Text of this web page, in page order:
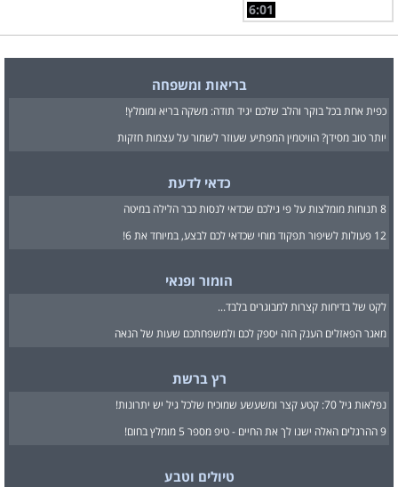
6:01
בריאות ומשפחה
כפית אחת בכל בוקר והלב שלכם יגיד תודה: משקה בריא ומומלץ!
יותר טוב מסידן? הוויטמין המפתיע שעוזר לשמור על עצמות חזקות
כדאי לדעת
8 תנוחות מומלצות על פי גילכם שכדאי לנסות כבר הלילה במיטה
12 פעולות לשיפור תפקוד מוחי שכדאי לכם לבצע, במיוחד את 6!
הומור ופנאי
לקט של בדיחות קצרות למבוגרים בלבד...
מאגר הפאזלים הענק הזה יספק לכם ולמשפחתכם שעות של הנאה
רץ ברשת
נפלאות גיל 70: קטע קצר ומשעשע שמוכיח שלכל גיל יש יתרונות!
9 ההרגלים האלה ישנו לך את החיים - טיפ מספר 5 מומלץ בחום!
טיולים וטבע